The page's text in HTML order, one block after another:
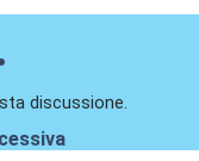
discussione.